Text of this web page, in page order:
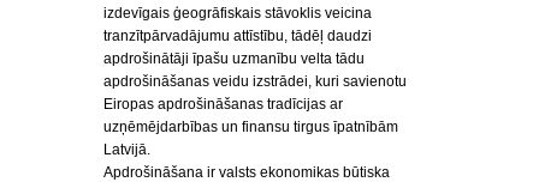
izdevīgais ģeogrāfiskais stāvoklis veicina
tranzītpārvadājumu attīstību, tādēļ daudzi
apdrošinātāji īpašu uzmanību velta tādu
apdrošināšanas veidu izstrādei, kuri savienotu
Eiropas apdrošināšanas tradīcijas ar
uzņēmējdarbības un finansu tirgus īpatnībām
Latvijā.
Apdrošināšana ir valsts ekonomikas būtiska